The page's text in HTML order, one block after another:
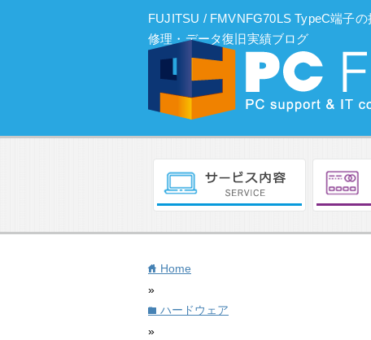
FUJITSU / FMVNFG70LS TypeC端子
修理・データ復旧実績ブログ
home Home
»
folder ハードウェア
»